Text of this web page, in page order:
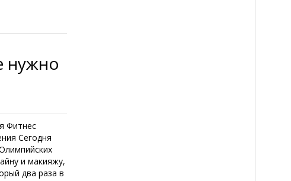
нужно
Фитнес
Сегодня
и макияжу,
два раза в